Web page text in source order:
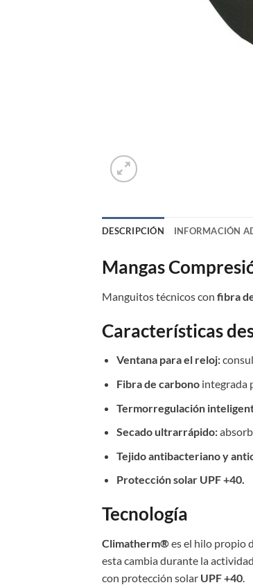
DESCRIPCIÓN INFORMACIÓN
Mangas
Manguitos técnicos con fibra
Características
Ventana para el reloj:
Fibra de carbonointegrada
Termorregulación
Secado ultrarrápido:
Tejido antibacteriano y
Protección solar UPF +40.
Tecnología
Climatherm®es el hilo propio
esta cambia durante la
con protección solar UPF +40.